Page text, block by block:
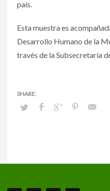
país.
Esta muestra es
Desarrollo Humano de la
través de la Subsecretaría